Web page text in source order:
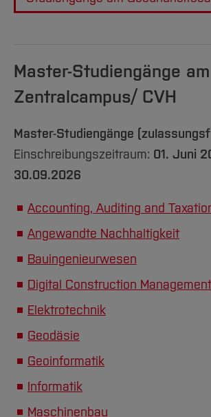
Master-Studiengänge am
Zentralcampus/ CVH
Master-Studiengänge
Einschreibungszeitraum: 01. Juni
30.09.2026
Accounting, Auditing and
Angewandte Nachhaltigkeit
Bauingenieurwesen
Digital Construction Management
Elektrotechnik
Geodäsie
Geoinformatik
Informatik
Maschinenbau